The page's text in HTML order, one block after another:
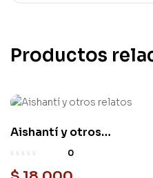
Productos
Aishantí y otros
relatos
0